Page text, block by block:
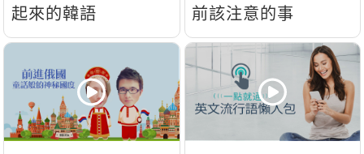
起來的韓語
前該注意的事